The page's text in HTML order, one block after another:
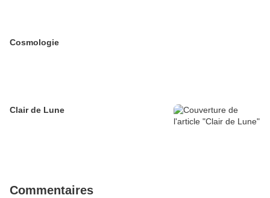
Cosmologie
Clair de Lune
Commentaires